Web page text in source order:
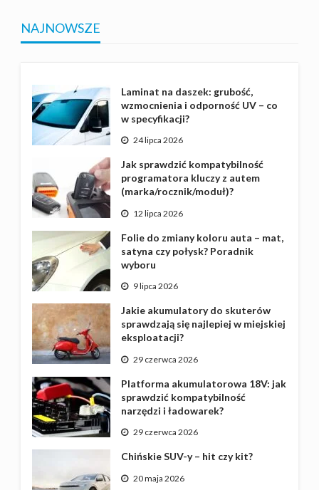
NAJNOWSZE
Laminat na daszek: grubość,
wzmocnienia i odporność UV – co
w specyfikacji?
24 lipca 2026
Jak sprawdzić kompatybilność
programatora kluczy z autem
(marka/rocznik/moduł)?
12 lipca 2026
Folie do zmiany koloru auta – mat,
satyna czy połysk? Poradnik
wyboru
9 lipca 2026
Jakie akumulatory do skuterów
sprawdzają się najlepiej w miejskiej
eksploatacji?
29 czerwca 2026
Platforma akumulatorowa 18V: jak
sprawdzić kompatybilność
narzędzi i ładowarek?
29 czerwca 2026
Chińskie SUV-y – hit czy kit?
20 maja 2026